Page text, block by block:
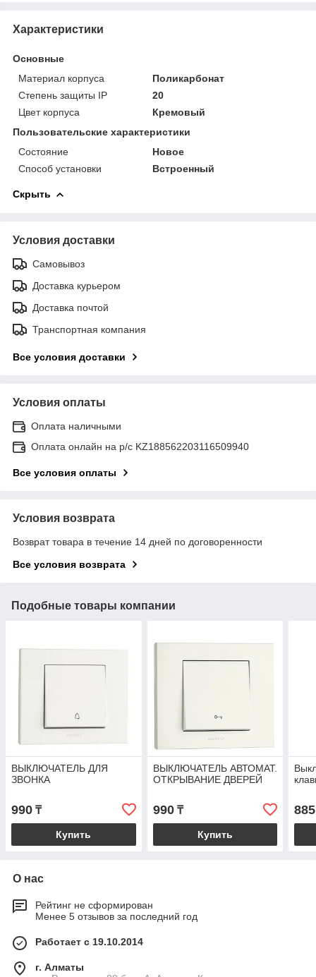
Характеристики
Основные
Материал корпуса
Поликарбонат
Степень защиты IP
20
Цвет корпуса
Кремовый
Пользовательские характеристики
Состояние
Новое
Способ установки
Встроенный
Скрыть
Условия доставки
Самовывоз
Доставка курьером
Доставка почтой
Транспортная компания
Все условия доставки
Условия оплаты
Оплата наличными
Оплата онлайн на р/с KZ188562203116509940
Все условия оплаты
Условия возврата
Возврат товара в течение 14 дней по договоренности
Все условия возврата
Подобные товары компании
ВЫКЛЮЧАТЕЛЬ ДЛЯ
ЗВОНКА
990 ₸
Купить
ВЫКЛЮЧАТЕЛЬ АВТОМАТ.
ОТКРЫВАНИЕ ДВЕРЕЙ
990₸
Купить
885
О нас
Рейтинг не сформирован
Менее 5 отзывов за последний год
Работает с 19.10.2014
г. Алматы